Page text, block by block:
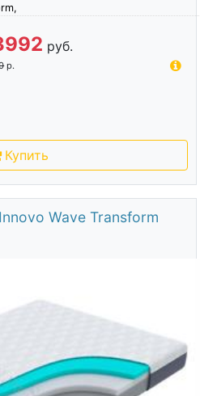
руб.
р.
Купить
Wave Transform